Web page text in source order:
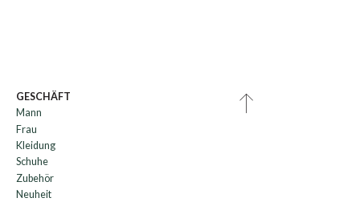
GESCHÄFT
Mann
Frau
Kleidung
Schuhe
Zubehör
Neuheit